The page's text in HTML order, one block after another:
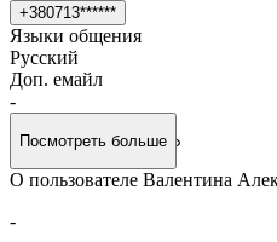
+380713******
Языки общения
Русский
Доп. емайл
-
Посмотреть больше
О пользователе Валентина
-